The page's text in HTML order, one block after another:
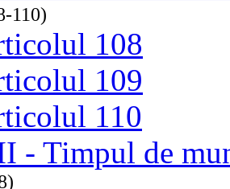
110)
108
109
110
- Timpul de